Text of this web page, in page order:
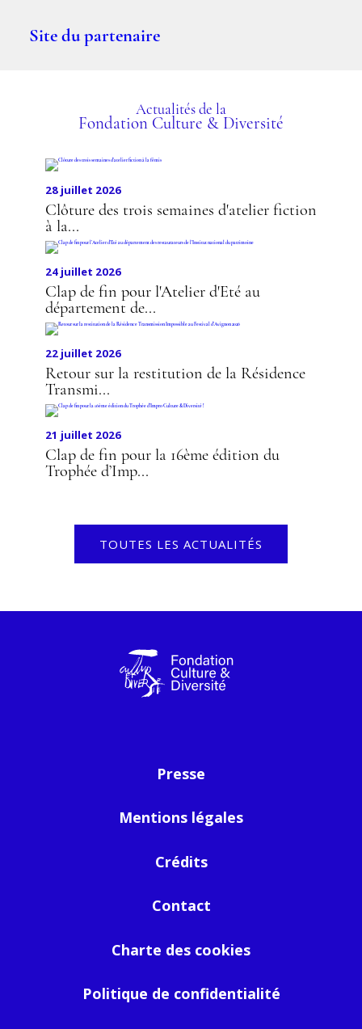
Site du partenaire
Actualités de la
Fondation Culture & Diversité
28 juillet 2026
Clôture des trois semaines d'atelier fiction
à la...
24 juillet 2026
Clap de fin pour l'Atelier d'Eté au
département de...
22 juillet 2026
Retour sur la restitution de la Résidence
Transmi...
21 juillet 2026
Clap de fin pour la 16ème édition du
Trophée d’Imp...
TOUTES LES ACTUALITÉS
Presse
Mentions légales
Crédits
Contact
Charte des cookies
Politique de confidentialité